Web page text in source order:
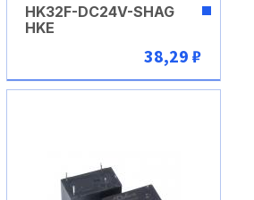
В корзину
HK32F-DC24V-SHAG
HKE
38,29 ₽